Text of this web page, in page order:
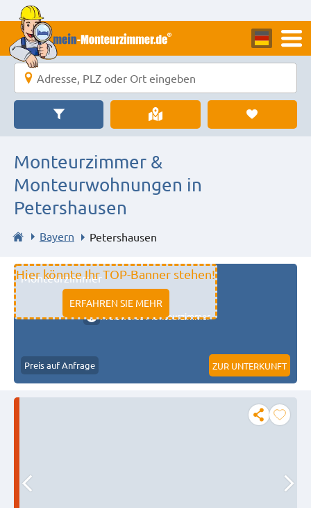
Monteurzimmer &
Monteurwohnungen in
Petershausen
Bayern Petershausen
Hier könnte Ihr TOP-Banner stehen!
ERFAHREN SIE MEHR
Monteurzimmer
11333 fulda
Preiswerte Monteurzimmer
Preis auf Anfrage ZUR UNTERKUNFT